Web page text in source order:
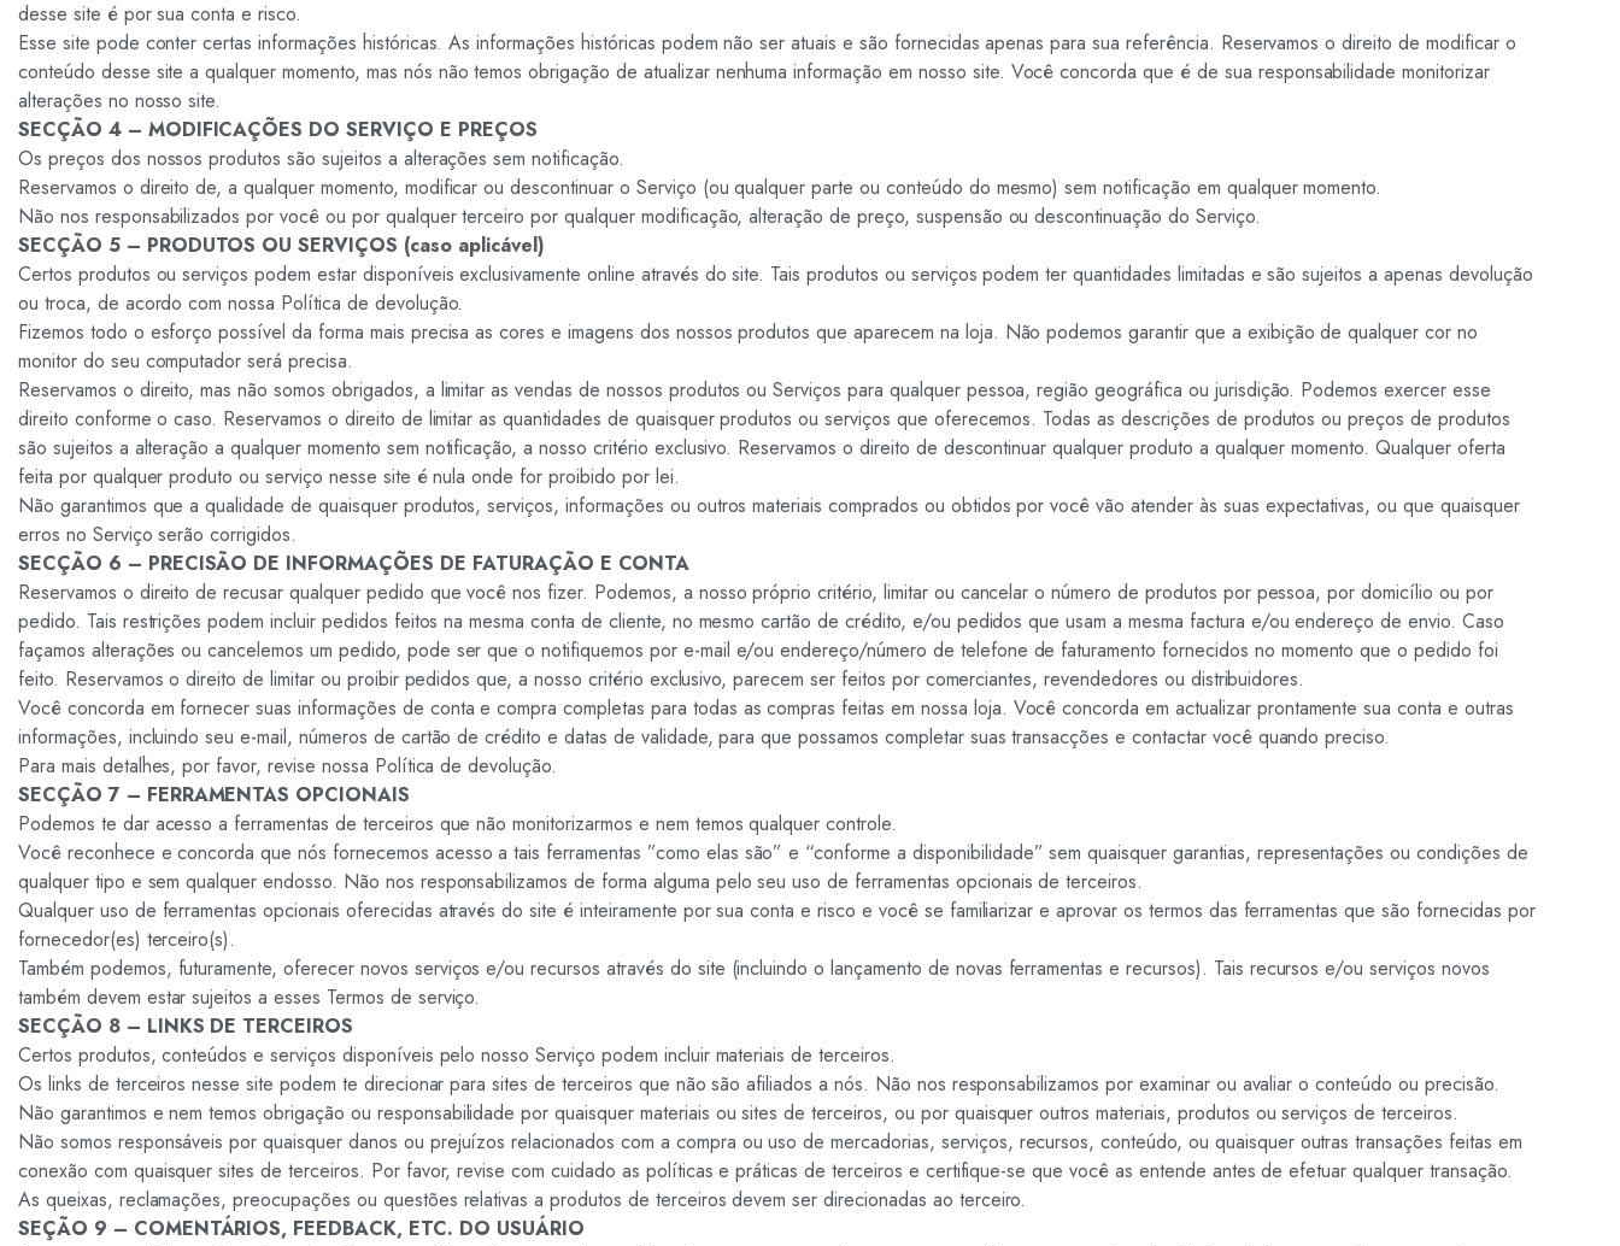
desse site é por sua conta e risco.
Esse site pode conter certas informações históricas. As informações históricas podem não ser atuais e são fornecidas apenas para sua referência. Reservamos o direito de modificar o
conteúdo desse site a qualquer momento, mas nós não temos obrigação de atualizar nenhuma informação em nosso site. Você concorda que é de sua responsabilidade monitorizar
alterações no nosso site.
SECÇÃO 4 – MODIFICAÇÕES DO SERVIÇO E PREÇOS
Os preços dos nossos produtos são sujeitos a alterações sem notificação.
Reservamos o direito de, a qualquer momento, modificar ou descontinuar o Serviço (ou qualquer parte ou conteúdo do mesmo) sem notificação em qualquer momento.
Não nos responsabilizados por você ou por qualquer terceiro por qualquer modificação, alteração de preço, suspensão ou descontinuação do Serviço.
SECÇÃO 5 – PRODUTOS OU SERVIÇOS (caso aplicável)
Certos produtos ou serviços podem estar disponíveis exclusivamente online através do site. Tais produtos ou serviços podem ter quantidades limitadas e são sujeitos a apenas devolução
ou troca, de acordo com nossa Política de devolução.
Fizemos todo o esforço possível da forma mais precisa as cores e imagens dos nossos produtos que aparecem na loja. Não podemos garantir que a exibição de qualquer cor no
monitor do seu computador será precisa.
Reservamos o direito, mas não somos obrigados, a limitar as vendas de nossos produtos ou Serviços para qualquer pessoa, região geográfica ou jurisdição. Podemos exercer esse
direito conforme o caso. Reservamos o direito de limitar as quantidades de quaisquer produtos ou serviços que oferecemos. Todas as descrições de produtos ou preços de produtos
são sujeitos a alteração a qualquer momento sem notificação, a nosso critério exclusivo. Reservamos o direito de descontinuar qualquer produto a qualquer momento. Qualquer oferta
feita por qualquer produto ou serviço nesse site é nula onde for proibido por lei.
Não garantimos que a qualidade de quaisquer produtos, serviços, informações ou outros materiais comprados ou obtidos por você vão atender às suas expectativas, ou que quaisquer
erros no Serviço serão corrigidos.
SECÇÃO 6 – PRECISÃO DE INFORMAÇÕES DE FATURAÇÃO E CONTA
Reservamos o direito de recusar qualquer pedido que você nos fizer. Podemos, a nosso próprio critério, limitar ou cancelar o número de produtos por pessoa, por domicílio ou por
pedido. Tais restrições podem incluir pedidos feitos na mesma conta de cliente, no mesmo cartão de crédito, e/ou pedidos que usam a mesma factura e/ou endereço de envio. Caso
façamos alterações ou cancelemos um pedido, pode ser que o notifiquemos por e-mail e/ou endereço/número de telefone de faturamento fornecidos no momento que o pedido foi
feito. Reservamos o direito de limitar ou proibir pedidos que, a nosso critério exclusivo, parecem ser feitos por comerciantes, revendedores ou distribuidores.
Você concorda em fornecer suas informações de conta e compra completas para todas as compras feitas em nossa loja. Você concorda em actualizar prontamente sua conta e outras
informações, incluindo seu e-mail, números de cartão de crédito e datas de validade, para que possamos completar suas transacções e contactar você quando preciso.
Para mais detalhes, por favor, revise nossa Política de devolução.
SECÇÃO 7 – FERRAMENTAS OPCIONAIS
Podemos te dar acesso a ferramentas de terceiros que não monitorizarmos e nem temos qualquer controle.
Você reconhece e concorda que nós fornecemos acesso a tais ferramentas ”como elas são” e “conforme a disponibilidade” sem quaisquer garantias, representações ou condições de
qualquer tipo e sem qualquer endosso. Não nos responsabilizamos de forma alguma pelo seu uso de ferramentas opcionais de terceiros.
Qualquer uso de ferramentas opcionais oferecidas através do site é inteiramente por sua conta e risco e você se familiarizar e aprovar os termos das ferramentas que são fornecidas por
fornecedor(es) terceiro(s).
Também podemos, futuramente, oferecer novos serviços e/ou recursos através do site (incluindo o lançamento de novas ferramentas e recursos). Tais recursos e/ou serviços novos
também devem estar sujeitos a esses Termos de serviço.
SECÇÃO 8 – LINKS DE TERCEIROS
Certos produtos, conteúdos e serviços disponíveis pelo nosso Serviço podem incluir materiais de terceiros.
Os links de terceiros nesse site podem te direcionar para sites de terceiros que não são afiliados a nós. Não nos responsabilizamos por examinar ou avaliar o conteúdo ou precisão.
Não garantimos e nem temos obrigação ou responsabilidade por quaisquer materiais ou sites de terceiros, ou por quaisquer outros materiais, produtos ou serviços de terceiros.
Não somos responsáveis por quaisquer danos ou prejuízos relacionados com a compra ou uso de mercadorias, serviços, recursos, conteúdo, ou quaisquer outras transações feitas em
conexão com quaisquer sites de terceiros. Por favor, revise com cuidado as políticas e práticas de terceiros e certifique-se que você as entende antes de efetuar qualquer transação.
As queixas, reclamações, preocupações ou questões relativas a produtos de terceiros devem ser direcionadas ao terceiro.
SEÇÃO 9 – COMENTÁRIOS, FEEDBACK, ETC. DO USUÁRIO